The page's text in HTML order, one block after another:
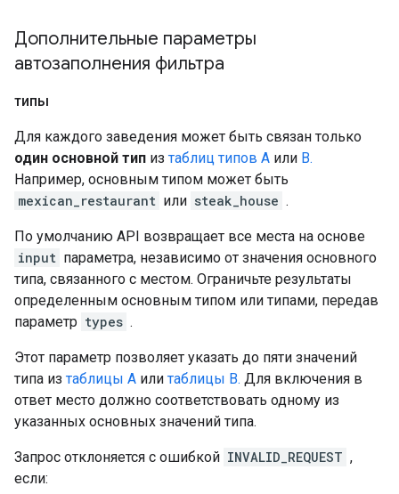
Дополнительные параметры
автозаполнения фильтра
типы
Для каждого заведения может быть связан только
один основной тип из таблиц типов A или B.
Например, основным типом может быть
mexican_restaurant или steak_house .
По умолчанию API возвращает все места на основе
input параметра, независимо от значения основного
типа, связанного с местом. Ограничьте результаты
определенным основным типом или типами, передав
параметр types .
Этот параметр позволяет указать до пяти значений
типа из таблицы A или таблицы B. Для включения в
ответ место должно соответствовать одному из
указанных основных значений типа.
Запрос отклоняется с ошибкой INVALID_REQUEST ,
если: